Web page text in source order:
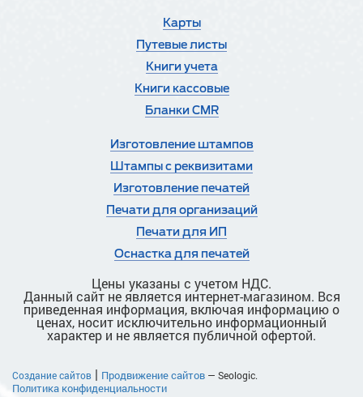
Карты
Путевые листы
Книги учета
Книги кассовые
Бланки CMR
Изготовление штампов
Штампы с реквизитами
Изготовление печатей
Печати для организаций
Печати для ИП
Оснастка для печатей
Цены указаны с учетом НДС.
Данный сайт не является интернет-магазином. Вся
приведенная информация, включая информацию о
ценах, носит исключительно информационный
характер и не является публичной офертой.
Создание сайтов | Продвижение сайтов — Seologic.
Политика конфиденциальности